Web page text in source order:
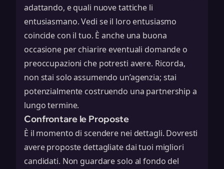
adattando, e quali nuove tattiche li
entusiasmano. Vedi se il loro entusiasmo
coincide con il tuo. È anche una buona
occasione per chiarire eventuali domande o
preoccupazioni che potresti avere. Ricorda,
non stai solo assumendo un’agenzia; stai
potenzialmente costruendo una partnership a
lungo termine.
Confrontare le Proposte
È il momento di scendere nei dettagli. Dovresti
avere proposte dettagliate dai tuoi migliori
candidati. Non guardare solo al fondo del